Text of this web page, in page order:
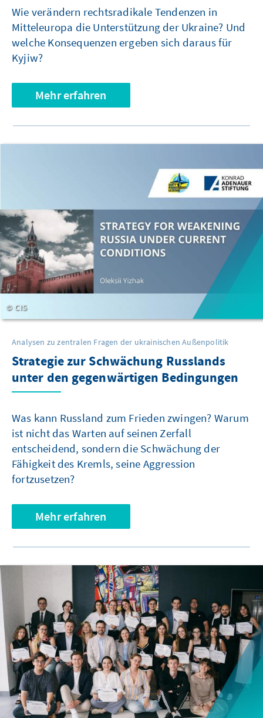
Wie verändern rechtsradikale Tendenzen in
Mitteleuropa die Unterstützung der Ukraine? Und
welche Konsequenzen ergeben sich daraus für
Kyjiw?
Mehr erfahren
CIS
Analysen zu zentralen Fragen der ukrainischen Außenpolitik
Strategie zur Schwächung Russlands
unter den gegenwärtigen Bedingungen
Was kann Russland zum Frieden zwingen? Warum
ist nicht das Warten auf seinen Zerfall
entscheidend, sondern die Schwächung der
Fähigkeit des Kremls, seine Aggression
fortzusetzen?
Mehr erfahren